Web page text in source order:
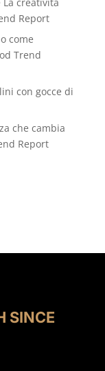
Report
come
Trend
con gocce di
che cambia
Report
SINCE